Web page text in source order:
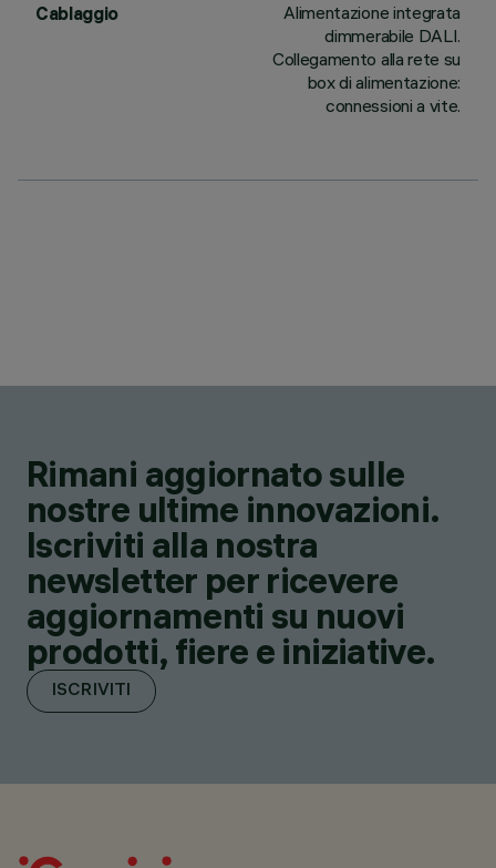
Cablaggio
Alimentazione integrata
dimmerabile DALI.
Collegamento alla rete su
box di alimentazione:
connessioni a vite.
Rimani aggiornato sulle
nostre ultime innovazioni.
Iscriviti alla nostra
newsletter per ricevere
aggiornamenti su nuovi
prodotti, fiere e iniziative.
ISCRIVITI